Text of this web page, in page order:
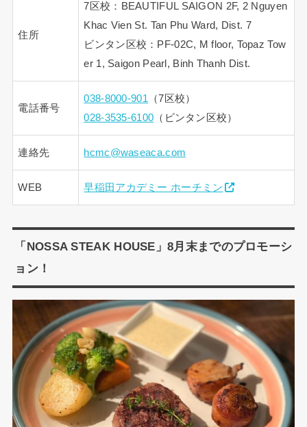
住所
7区校：BEAUTIFUL SAIGON 2F, 2 Nguyen
Khac Vien St. Tan Phu Ward, Dist. 7
ビンタン区校：PF-02C, M floor, Topaz Tow
er 1, Saigon Pearl, Binh Thanh Dist.
電話番号
038-8000-901（7区校）
028-3535-6100 （ビンタン区校）
連絡先 hcmc@waseaca.com
WEB 早稲田アカデミー ホーチミン
「NOSSA STEAK HOUSE」8月末までのプロモーシ
ョン！